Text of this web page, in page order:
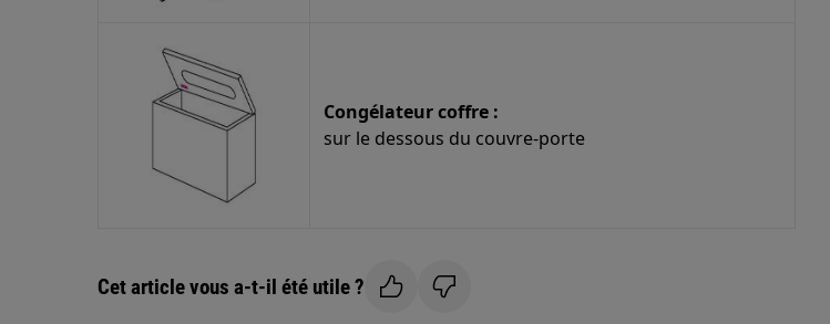
Congélateur coffre :
sur le dessous du couvre-porte
Cet article vous a-t-il été utile ?